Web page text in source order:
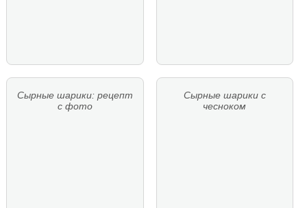
Сырные шарики: рецепт
с фото
Сырные шарики с
чесноком